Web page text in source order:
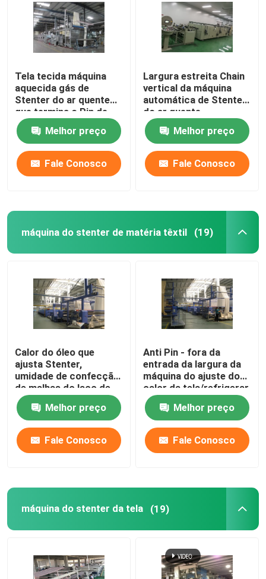
Tela tecida máquina
aquecida gás de
Stenter do ar quente
que termina o Pin de
Stenter/grampo
combinadosMelhor preço
Fale Conosco
Largura estreita Chain
vertical da máquina
automática de Stenter
do ar quente
personalizada
Melhor preço
Fale Conosco
máquina do stenter de matéria têxtil (19)
Calor do óleo que
ajusta Stenter,
umidade de confecção
de malhas do laço de
matéria têxtil das
máquinas de
revestimento
controlada
Melhor preço
Fale Conosco
Anti Pin - fora da
entrada da largura da
máquina do ajuste do
calor da tela/refrigerar
de ar abertos feitos
malha Melhor preço
Fale Conosco
máquina do stenter da tela (19)